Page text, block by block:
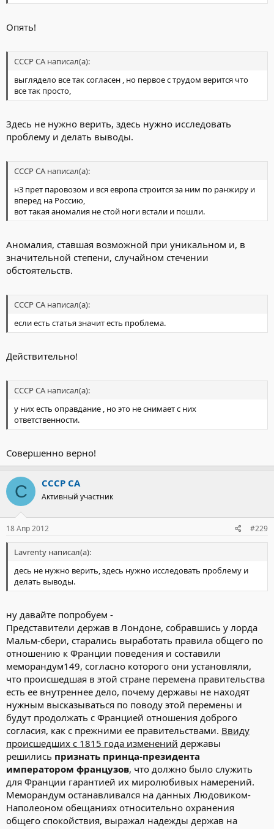
Опять!
СССР СА написал(а):
выглядело все так согласен , но первое с трудом верится что
все так просто,
Здесь не нужно верить, здесь нужно исследовать
проблему и делать выводы.
СССР СА написал(а):
н3 прет паровозом и вся европа строится за ним по ранжиру и
вперед на Россию,
вот такая аномалия не стой ноги встали и пошли.
Аномалия, ставшая возможной при уникальном и, в
значительной степени, случайном стечении
обстоятельств.
СССР СА написал(а):
если есть статья значит есть проблема.
Действительно!
СССР СА написал(а):
у них есть оправдание , но это не снимает с них
ответственности.
Совершенно верно!
С СССР СА
Активный участник
18 Апр 2012 #229
Lavrenty написал(а):
десь не нужно верить, здесь нужно исследовать проблему и
делать выводы.
ну давайте попробуем -
Представители держав в Лондоне, собравшись у лорда
Мальм-сбери, старались выработать правила общего по
отношению к Франции поведения и составили
меморандум149, согласно которого они установляли,
что происшедшая в этой стране перемена правительства
есть ее внутреннее дело, почему державы не находят
нужным высказываться по поводу этой перемены и
будут продолжать с Францией отношения доброго
согласия, как с прежними ее правительствами. Ввиду
происшедших с 1815 года изменений державы
решились признать принца-президента
императором французов, что должно было служить
для Франции гарантией их миролюбивых намерений.
Меморандум останавливался на данных Людовиком-
Наполеоном обещаниях относительно охранения
общего спокойствия, выражал надежды держав на